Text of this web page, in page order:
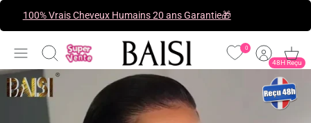
100% Vrais Cheveux Humains 20 ans Garantie🎁
Recherche 48H Reçu
0